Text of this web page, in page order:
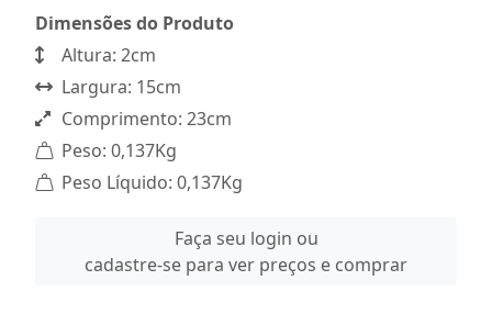
Dimensões do Produto
Altura: 2cm
Largura: 15cm
Comprimento: 23cm
Peso: 0,137Kg
Peso Líquido: 0,137Kg
Faça seu login ou
cadastre-se para ver preços e comprar